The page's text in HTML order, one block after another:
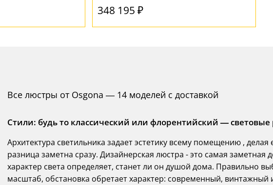
348 195 ₽
Все люстры от Osgona — 14 моделей с доставкой
Стили: будь то классический или флорентийский —
Архитектура светильника задает эстетику всему помещению ,
разница заметна сразу. Дизайнерская люстра - это самая заметная
характер света определяет, станет ли он душой дома. Правильно
масштаб, обстановка обретает характер: современный,